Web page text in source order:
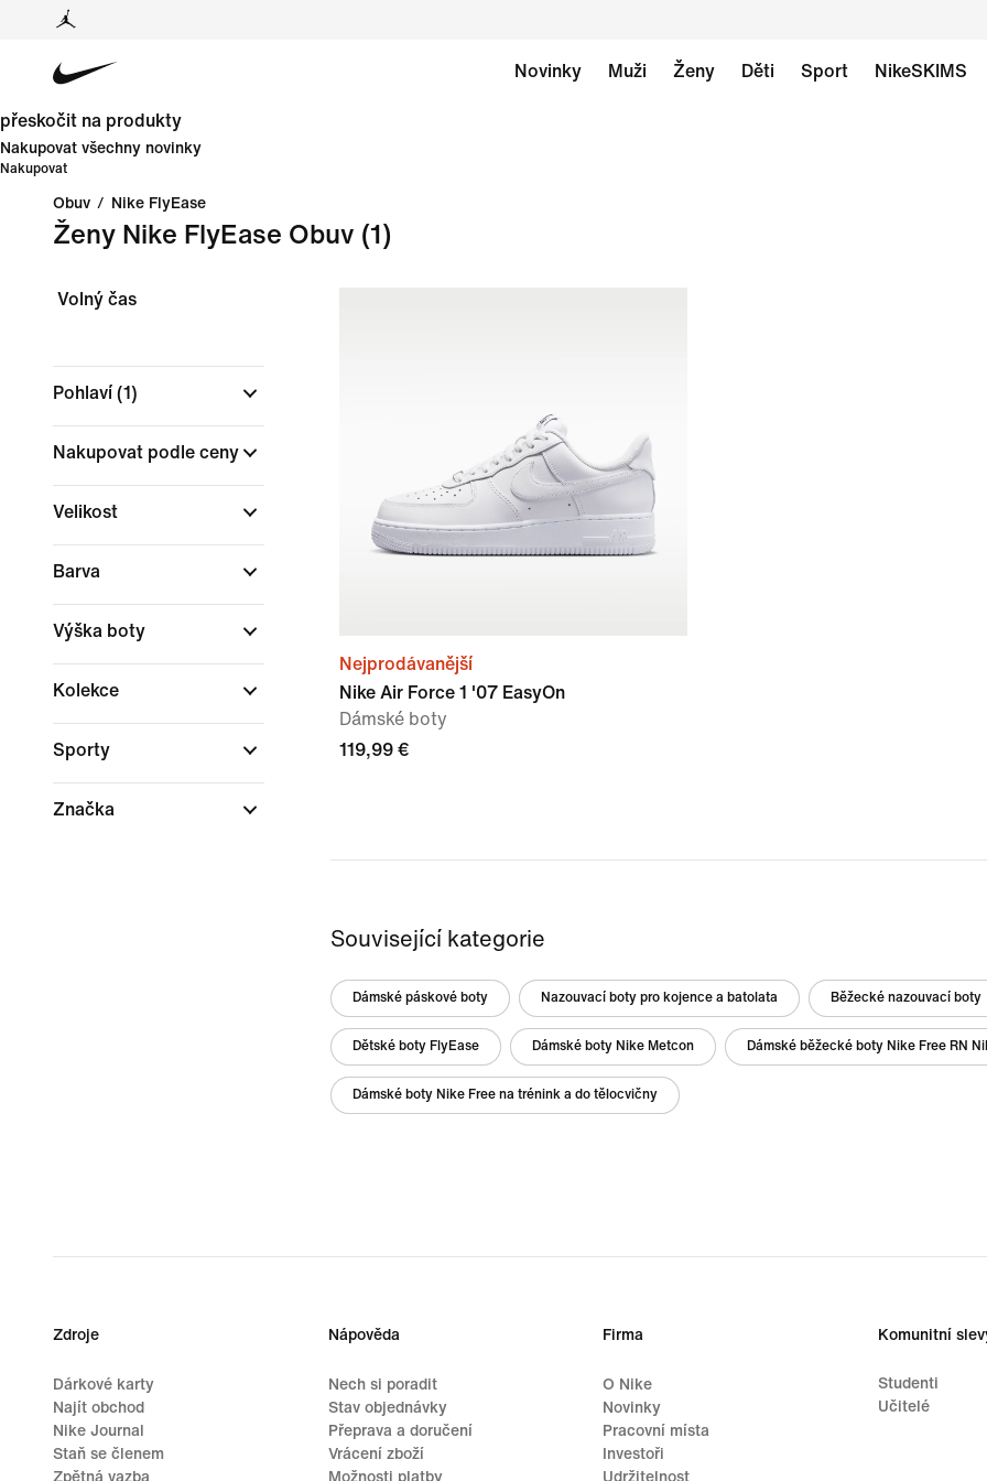
Novinky Muži Ženy Děti Sport NikeSKIMS
přeskočit na produkty
Nakupovat všechny novinky
Nakupovat
Obuv / Nike FlyEase
Ženy Nike FlyEase Obuv (1)
Volný čas
Pohlaví (1)
Nakupovat podle ceny
Velikost
Barva
Výška boty
Kolekce
Sporty
Značka
Nejprodávanější
Nike Air Force 1 '07 EasyOn
Dámské boty
119,99 €
Související kategorie
Dámské páskové boty Nazouvací boty pro kojence a batolata Běžecké nazouvací boty
Dětské boty FlyEase Dámské boty Nike Metcon Dámské běžecké boty Nike Free RN
Dámské boty Nike Free na trénink a do tělocvičny
Zdroje
Dárkové karty
Najít obchod
Nike Journal
Staň se členem
Zpětná vazba
Nápověda
Nech si poradit
Stav objednávky
Přeprava a doručení
Vrácení zboží
Možnosti platby
Firma
O Nike
Novinky
Pracovní místa
Investoři
Udržitelnost
Komunitní
Studenti
Učitelé